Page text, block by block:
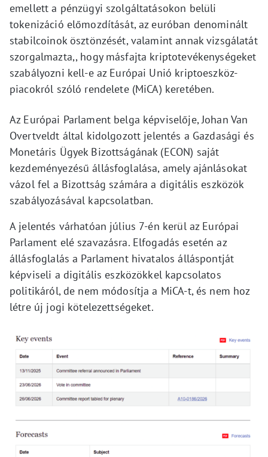
emellett a pénzügyi szolgáltatásokon belüli
tokenizáció előmozdítását, az euróban denominált
stabilcoinok ösztönzését, valamint annak vizsgálatát
szorgalmazta,, hogy másfajta kriptotevékenységeket
szabályozni kell-e az Európai Unió kriptoeszköz-
piacokról szóló rendelete (MiCA) keretében.
Az Európai Parlament belga képviselője, Johan Van
Overtveldt által kidolgozott jelentés a Gazdasági és
Monetáris Ügyek Bizottságának (ECON) saját
kezdeményezésű állásfoglalása, amely ajánlásokat
vázol fel a Bizottság számára a digitális eszközök
szabályozásával kapcsolatban.
A jelentés várhatóan július 7-én kerül az Európai
Parlament elé szavazásra. Elfogadás esetén az
állásfoglalás a Parlament hivatalos álláspontját
képviseli a digitális eszközökkel kapcsolatos
politikáról, de nem módosítja a MiCA-t, és nem hoz
létre új jogi kötelezettségeket.